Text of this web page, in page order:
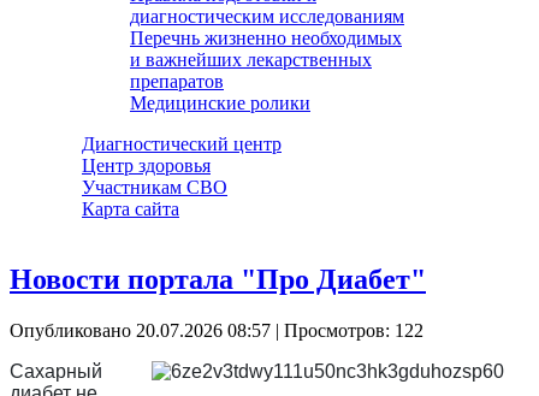
диагностическим исследованиям
Перечнь жизненно необходимых
и важнейших лекарственных
препаратов
Медицинские ролики
Диагностический центр
Центр здоровья
Участникам СВО
Карта сайта
Новости портала "Про Диабет"
Опубликовано 20.07.2026 08:57 | Просмотров: 122
Сахарный